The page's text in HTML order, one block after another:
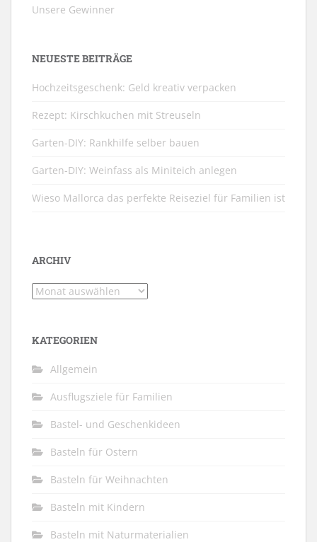
Unsere Gewinner
NEUESTE BEITRÄGE
Hochzeitsgeschenk: Geld kreativ verpacken
Rezept: Kirschkuchen mit Streuseln
Garten-DIY: Rankhilfe selber bauen
Garten-DIY: Weinfass als Miniteich anlegen
Wieso Mallorca das perfekte Reiseziel für Familien ist
ARCHIV
Archiv
KATEGORIEN
Allgemein
Ausflugsziele für Familien
Bastel- und Geschenkideen
Basteln für Ostern
Basteln für Weihnachten
Basteln mit Kindern
Basteln mit Naturmaterialien